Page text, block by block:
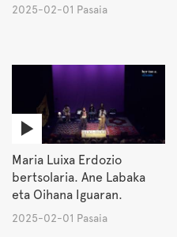
2025-02-01 Pasaia
Maria Luixa Erdozio
bertsolaria. Ane Labaka
eta Oihana Iguaran.
2025-02-01 Pasaia